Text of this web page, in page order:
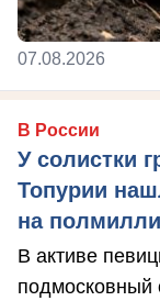
07.08.2026
В России
У солистки
Топурии
на
В активе
подмосковный